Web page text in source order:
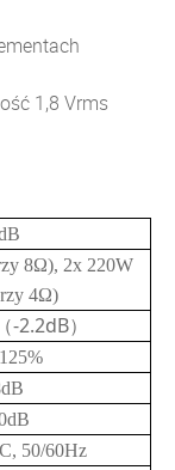
1,8 Vrms
8Ω), 2x 220W
4Ω)
-2.2dB）
50/60Hz